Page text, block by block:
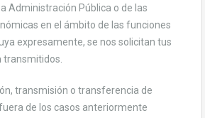
Administración Pública o de las
en el ámbito de las funciones
expresamente, se nos solicitan tus
transmitidos.
transmisión o transferencia de
de los casos anteriormente